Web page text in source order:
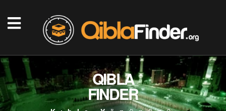
QIBLA
FINDER